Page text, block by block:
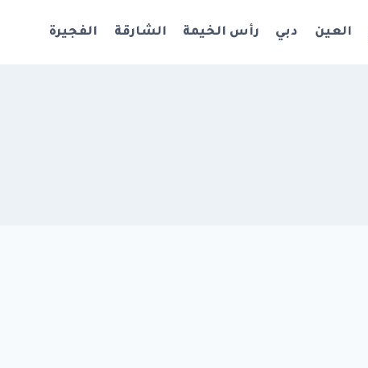
العين دبي رأس الخيمة الشارقة الفجيرة